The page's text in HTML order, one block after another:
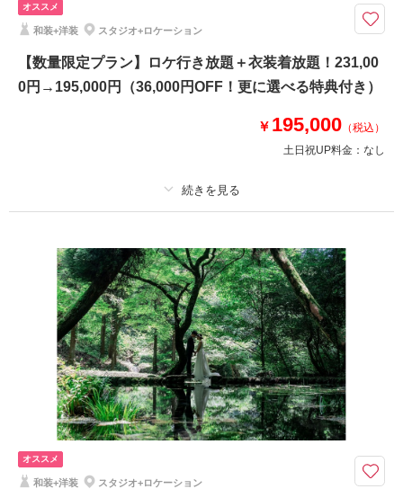
・新作、ブランド衣装が選び放題！
・ヘアメイクチェンジ追加料金なし！
・ロケ出張費無料！（平均4ヶ所での撮影）
追加料金一切なしのとってもお得なプランになっています！
まずはお気軽にご連絡ください♪
撮影日の空き
を確認する
オススメ
和装+洋装 スタジオ+ロケーション
【数量限定プラン】ロケ行き放題＋衣装着放題！231,00
0円→195,000円（36,000円OFF！更に選べる特典付き）
￥ 195,000 （税込）
土日祝UP料金： なし
撮影料 新婦衣装4着 新郎衣装3着
着付け ヘアメイク 小物一式
アルバム データ 400 カット 台紙付写真
衣装追加 会食 挙式
家族と撮影 家族用衣装レンタル ペットと撮影
その他含むもの
ブーケ・撮影小物・ロケ出張費・クリーニング代・選べる特典
【スペシャルキャンペーン実施中】人気プランがさらにお得に！
・新作、ブランド衣装が選び放題！
オススメ
和装+洋装 スタジオ+ロケーション